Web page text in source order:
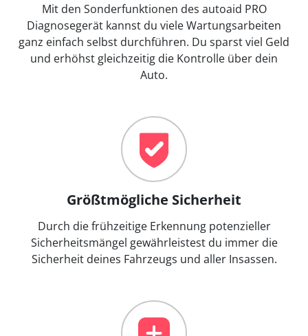
Mit den Sonderfunktionen des autoaid PRO
Diagnosegerät kannst du viele Wartungsarbeiten
ganz einfach selbst durchführen. Du sparst viel Geld
und erhöhst gleichzeitig die Kontrolle über dein
Auto.
Größtmögliche Sicherheit
Durch die frühzeitige Erkennung potenzieller
Sicherheitsmängel gewährleistest du immer die
Sicherheit deines Fahrzeugs und aller Insassen.